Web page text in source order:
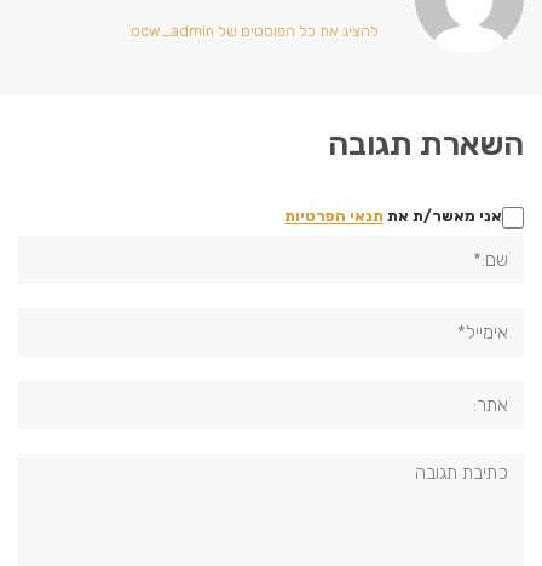
להציג את כל הפוסטים של ocw_admin
השארת תגובה
אני מאשר/ת את תנאי הפרטיות